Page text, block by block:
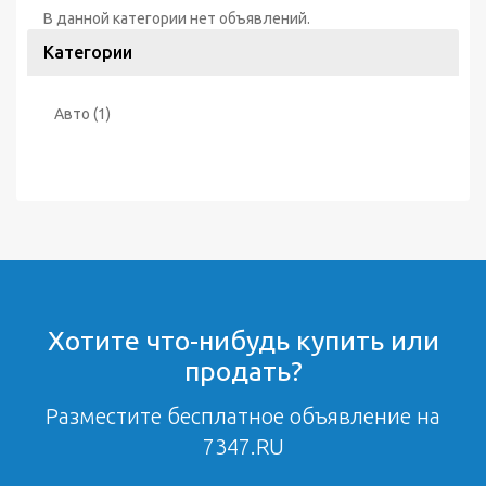
В данной категории нет объявлений.
Категории
Авто (1)
Хотите что-нибудь купить или
продать?
Разместите бесплатное объявление на
7347.RU